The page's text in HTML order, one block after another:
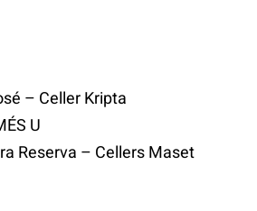
– Celler Kripta
U
Reserva – Cellers Maset